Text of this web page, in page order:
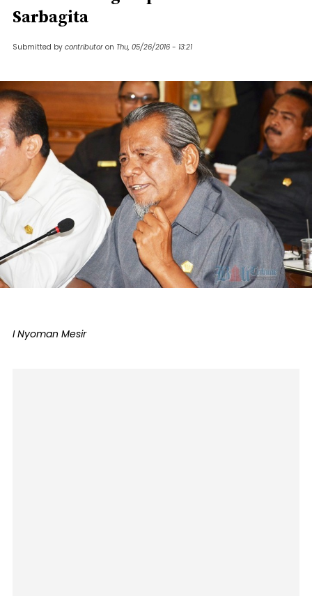
Sarbagita
Submitted by contributor on Thu, 05/26/2016 - 13:21
I Nyoman Mesir